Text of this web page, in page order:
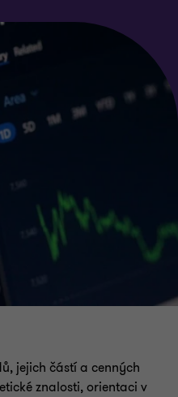
jejich částí a cenných
znalosti, orientaci v